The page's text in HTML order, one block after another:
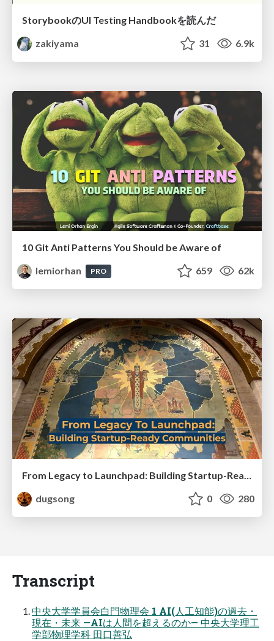
StorybookのUI Testing Handbookを読んだ
zakiyama
31 6.9k
10 Git Anti Patterns You Should be Aware of
lemiorhan
PRO 659 62k
dugsong
0 280
Transcript
中央大学学員会白門物理会 1 AI(人工知能)の過去・
現在・未来 —AIは人間を超えるのか— 中央大学理工
学部物理学科 田口善弘